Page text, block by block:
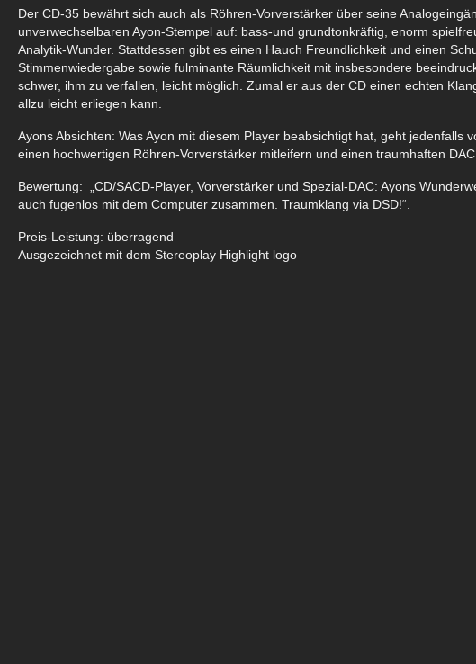
Der CD-35 bewährt sich auch als Röhren-Vorverstärker über seine
unverwechselbaren Ayon-Stempel auf: bass-und grundtonkräftig, enorm
Analytik-Wunder. Stattdessen gibt es einen Hauch Freundlichkeit und einen
Stimmenwiedergabe sowie fulminante Räumlichkeit mit insbesondere
schwer, ihm zu verfallen, leicht möglich. Zumal er aus der CD einen echten
allzu leicht erliegen kann.
Ayons Absichten: Was Ayon mit diesem Player beabsichtigt hat, geht jedenfalls
einen hochwertigen Röhren-Vorverstärker mitleifern und einen traumhaften DAC
Bewertung: „CD/SACD-Player, Vorverstärker und Spezial-DAC: Ayons
auch fugenlos mit dem Computer zusammen. Traumklang via DSD!“.
Preis-Leistung: überragend
Ausgezeichnet mit dem Stereoplay Highlight logo